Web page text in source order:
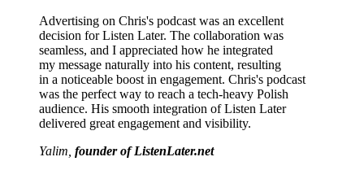
Advertising on Chris's podcast was an excellent
decision for Listen Later. The collaboration was
seamless, and I appreciated how he integrated
my message naturally into his content, resulting
in a noticeable boost in engagement. Chris's podcast
was the perfect way to reach a tech-heavy Polish
audience. His smooth integration of Listen Later
delivered great engagement and visibility.
Yalim, founder of ListenLater.net